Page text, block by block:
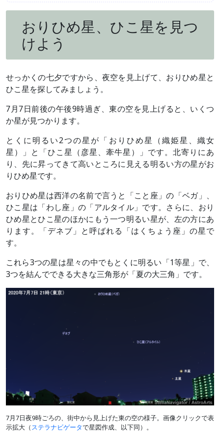
おりひめ星、ひこ星を見つ
けよう
せっかくの七夕ですから、夜空を見上げて、おりひめ星と
ひこ星を探してみましょう。
7月7日前後の午後9時過ぎ、東の空を見上げると、いくつ
か星が見つかります。
とくに明るい2つの星が「おりひめ星（織姫星、織女
星）」と「ひこ星（彦星、牽牛星）」です。北寄りにあ
り、先に昇ってきて高いところに見える明るい方の星がお
りひめ星です。
おりひめ星は西洋の名前で言うと「こと座」の「ベガ」、
ひこ星は「わし座」の「アルタイル」です。さらに、おり
ひめ星とひこ星のほかにもう一つ明るい星が、左の方にあ
ります。「デネブ」と呼ばれる「はくちょう座」の星で
す。
これら3つの星は星々の中でもとくに明るい「1等星」で、
3つを結んでできる大きな三角形が「夏の大三角」です。
7月7日夜9時ごろの、街中から見上げた東の空の様子。画像クリックで表
示拡大（ステラナビゲータで星図作成、以下同）。